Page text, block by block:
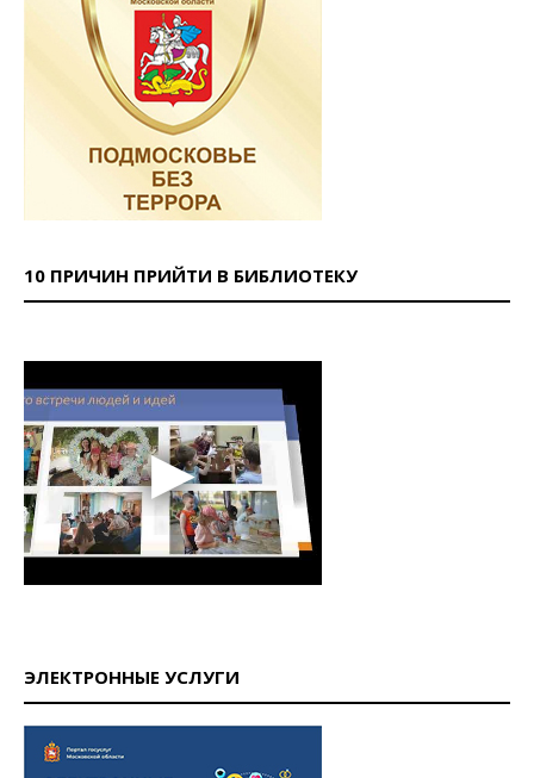
10 ПРИЧИН ПРИЙТИ В БИБЛИОТЕКУ
ЭЛЕКТРОННЫЕ УСЛУГИ